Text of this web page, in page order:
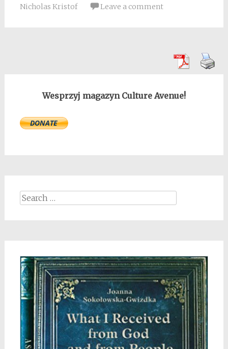
Nicholas Kristof Leave a comment
Wesprzyj magazyn Culture Avenue!
Search
for: